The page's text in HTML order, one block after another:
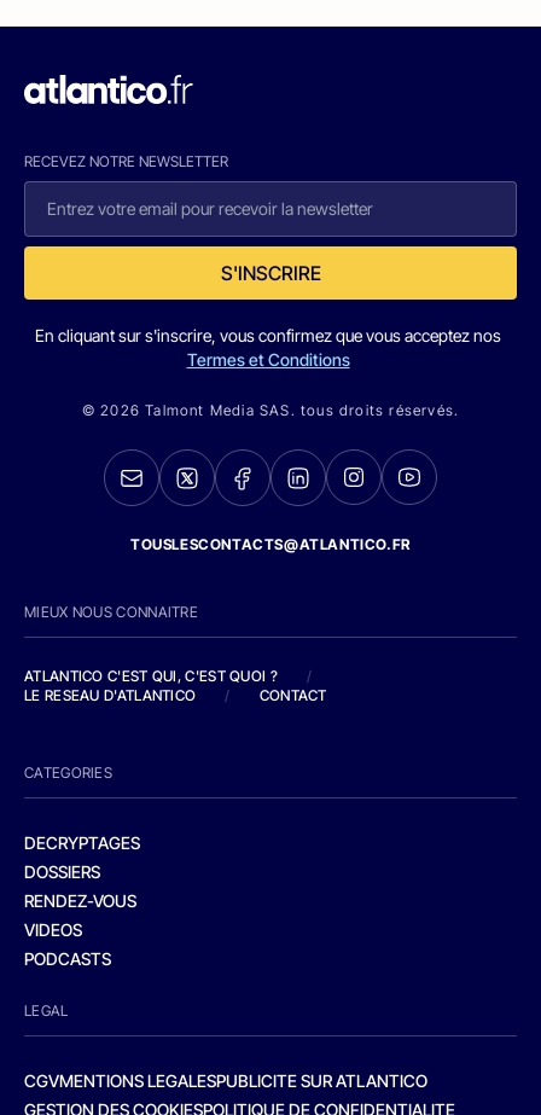
RECEVEZ NOTRE NEWSLETTER
S'INSCRIRE
En cliquant sur s'inscrire, vous confirmez que vous acceptez nos
Termes et Conditions
© 2026 Talmont Media SAS. tous droits réservés.
TOUSLESCONTACTS@ATLANTICO.FR
MIEUX NOUS CONNAITRE
ATLANTICO C'EST QUI, C'EST QUOI ?
/
LE RESEAU D'ATLANTICO
/ CONTACT
CATEGORIES
DECRYPTAGES
DOSSIERS
RENDEZ-VOUS
VIDEOS
PODCASTS
LEGAL
CGVMENTIONS LEGALESPUBLICITE SUR ATLANTICO
GESTION DES COOKIESPOLITIQUE DE CONFIDENTIALITE